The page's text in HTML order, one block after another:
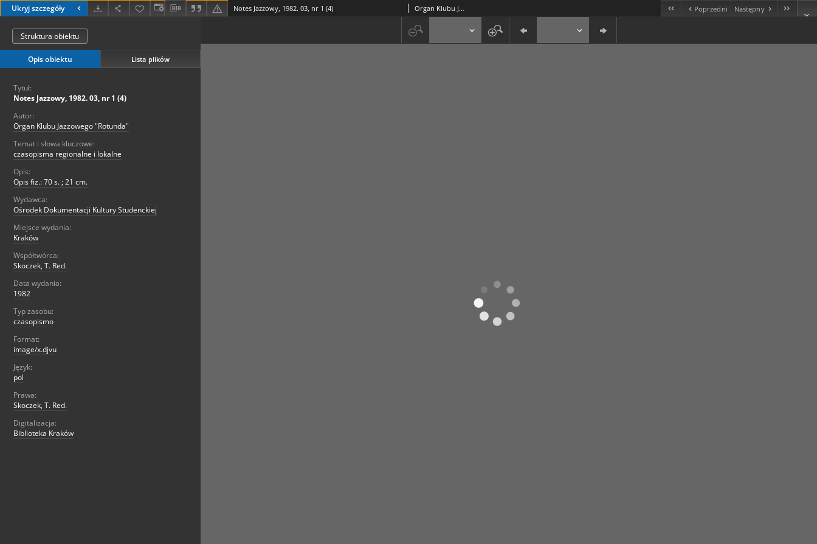
Ukryj szczegóły Notes Jazzowy, 1982. 03, nr 1 (4) Organ Klubu Jazzowego "Rotunda" Poprzedni Następny
Struktura obiektu
Opis obiektu Lista plików
Tytuł:
Notes Jazzowy, 1982. 03, nr 1 (4)
Autor:
Organ Klubu Jazzowego "Rotunda"
Temat i słowa kluczowe:
czasopisma regionalne i lokalne
Opis:
Opis fiz.: 70 s. ; 21 cm.
Wydawca:
Ośrodek Dokumentacji Kultury Studenckiej
Miejsce wydania:
Kraków
Współtwórca:
Skoczek, T. Red.
Data wydania:
1982
Typ zasobu:
czasopismo
Format:
image/x.djvu
Język:
pol
Prawa:
Skoczek, T. Red.
Digitalizacja:
Biblioteka Kraków